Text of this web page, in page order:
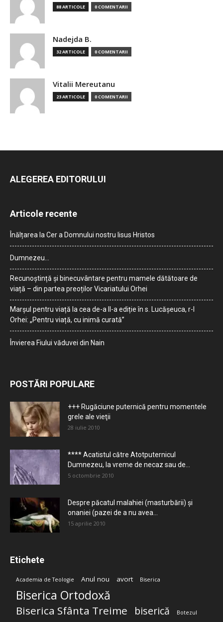
88 ARTICOLE 0 COMENTARII
Nadejda B.
32 ARTICOLE 0 COMENTARII
Vitalii Mereutanu
23 ARTICOLE 0 COMENTARII
ALEGEREA EDITORULUI
Articole recente
Înălțarea la Cer a Domnului nostru Iisus Hristos
Dumnezeu…
Recunoștință și binecuvântare pentru mamele dătătoare de
viață – din partea preoților Vicariatului Orhei
Marșul pentru viață la cea de-a II-a ediție în s. Lucășeuca, r-l
Orhei: „Pentru viață, cu inimă curată”
Învierea Fiului văduvei din Nain
POSTĂRI POPULARE
+++ Rugăciune puternică pentru momentele
grele ale vieţii
28 iulie 2010
**** Acatistul către Atotputernicul
Dumnezeu, la vreme de necaz sau de...
5 octombrie 2010
Despre păcatul malahiei (masturbării) şi
onaniei (pazei de a nu avea...
15 aprilie 2010
Etichete
Academia de Teologie Anul nou avort Biserica
Biserica Ortodoxă
Biserica Sfânta Treime biserică Botezul